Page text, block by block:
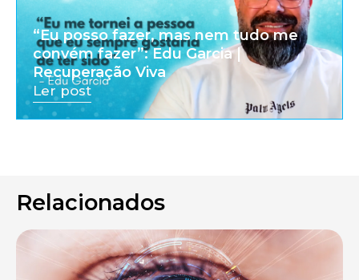
“Eu posso fazer, mas nem tudo me
convém fazer”: Edu Garcia |
Recuperação Viva
Ler post
Relacionados